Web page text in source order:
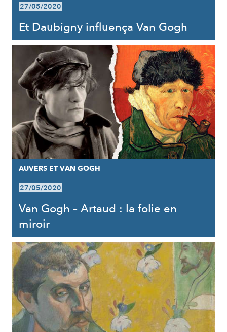
27/05/2020
Et Daubigny influença Van Gogh
AUVERS ET VAN GOGH
27/05/2020
Van Gogh – Artaud : la folie en
miroir